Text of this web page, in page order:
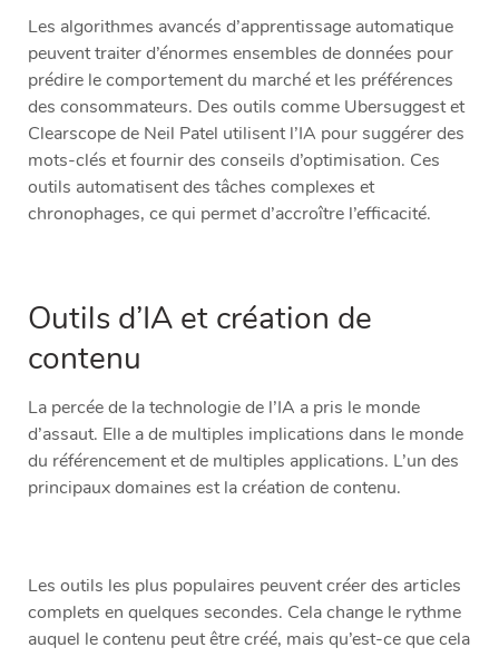
Les algorithmes avancés d’apprentissage automatique
peuvent traiter d’énormes ensembles de données pour
prédire le comportement du marché et les préférences
des consommateurs. Des outils comme Ubersuggest et
Clearscope de Neil Patel utilisent l’IA pour suggérer des
mots-clés et fournir des conseils d’optimisation. Ces
outils automatisent des tâches complexes et
chronophages, ce qui permet d’accroître l’efficacité.
Outils d’IA et création de
contenu
La percée de la technologie de l’IA a pris le monde
d’assaut. Elle a de multiples implications dans le monde
du référencement et de multiples applications. L’un des
principaux domaines est la création de contenu.
Les outils les plus populaires peuvent créer des articles
complets en quelques secondes. Cela change le rythme
auquel le contenu peut être créé, mais qu’est-ce que cela